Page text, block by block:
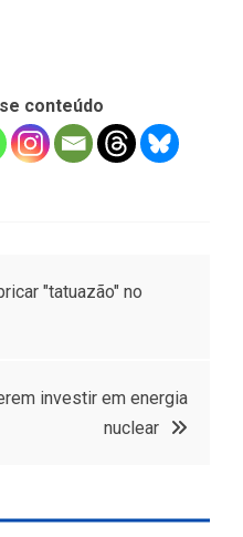
conteúdo
"tatuazão" no
investir em energia
nuclear